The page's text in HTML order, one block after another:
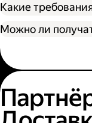
Какие
Можно ли